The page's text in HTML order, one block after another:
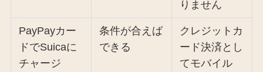
りません
PayPayカー
ドでSuicaに
チャージ
条件が合えば
できる
クレジットカ
ード決済とし
てモバイル